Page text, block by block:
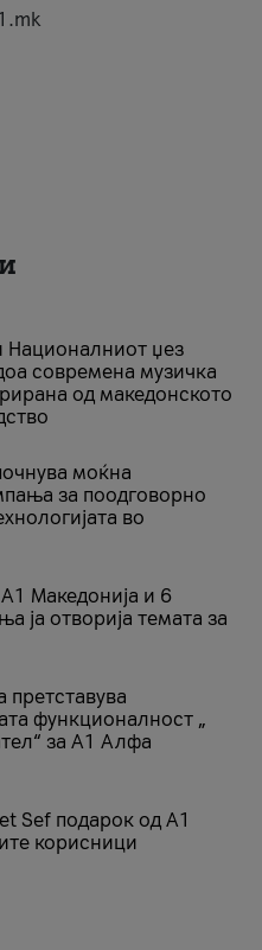
Националниот џез
современа музичка
од македонското
моќна
за поодговорно
во
Македонија и 6
ја отворија темата за
претставува
функционалност „
за А1 Алфа
Sеf подарок од А1
корисници